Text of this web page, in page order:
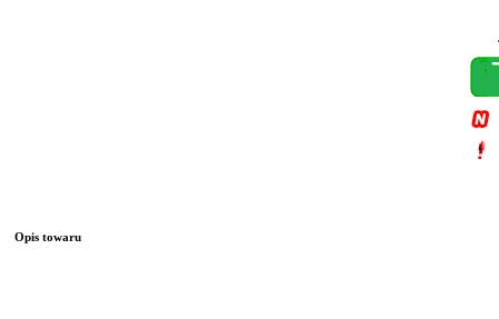
Opis towaru